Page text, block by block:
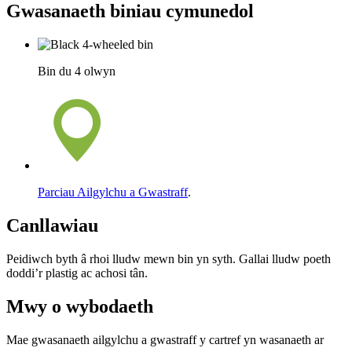
Gwasanaeth biniau cymunedol
Bin du 4 olwyn
Parciau Ailgylchu a Gwastraff.
Canllawiau
Peidiwch byth â rhoi lludw mewn bin yn syth. Gallai lludw poeth
doddi’r plastig ac achosi tân.
Mwy o wybodaeth
Mae gwasanaeth ailgylchu a gwastraff y cartref yn wasanaeth ar